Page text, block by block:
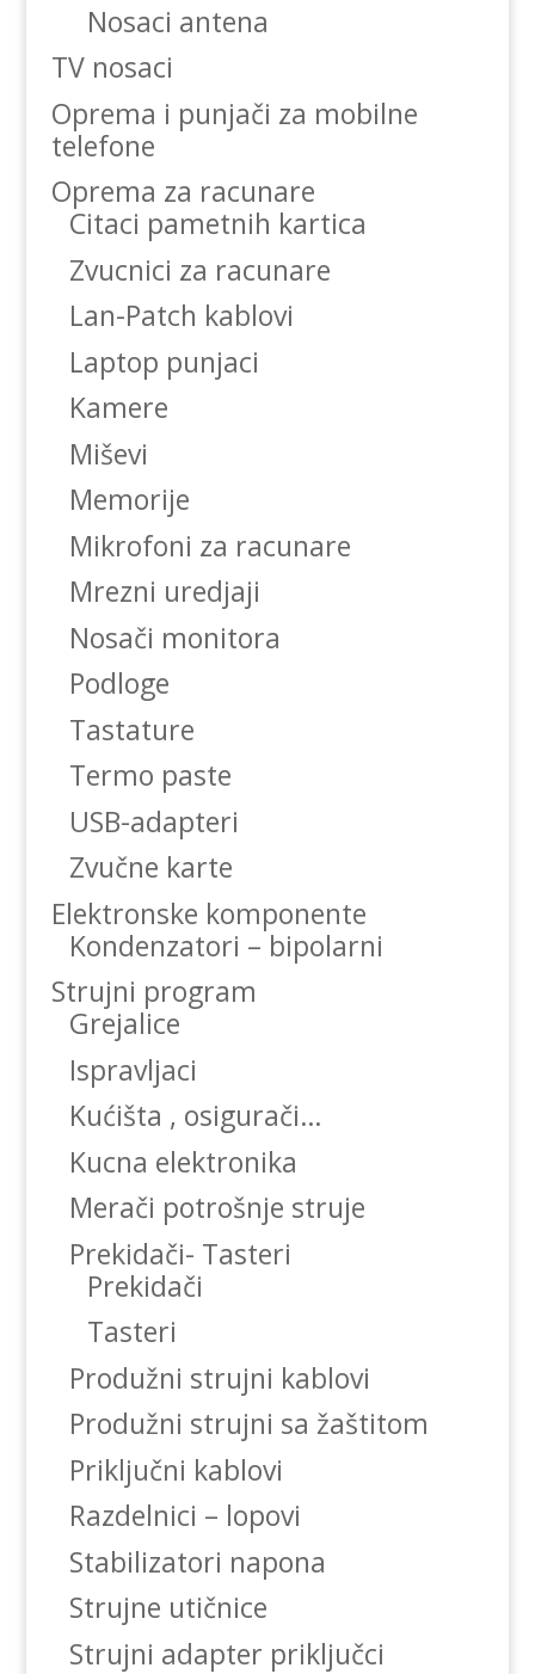
Nosaci antena
TV nosaci
Oprema i punjači za mobilne
telefone
Oprema za racunare
Citaci pametnih kartica
Zvucnici za racunare
Lan-Patch kablovi
Laptop punjaci
Kamere
Miševi
Memorije
Mikrofoni za racunare
Mrezni uredjaji
Nosači monitora
Podloge
Tastature
Termo paste
USB-adapteri
Zvučne karte
Elektronske komponente
Kondenzatori – bipolarni
Strujni program
Grejalice
Ispravljaci
Kućišta , osigurači…
Kucna elektronika
Merači potrošnje struje
Prekidači- Tasteri
Prekidači
Tasteri
Produžni strujni kablovi
Produžni strujni sa žaštitom
Priključni kablovi
Razdelnici – lopovi
Stabilizatori napona
Strujne utičnice
Strujni adapter priključci